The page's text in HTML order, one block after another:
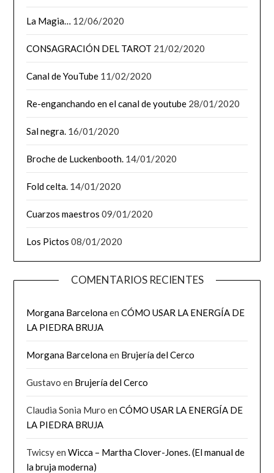
La Magia… 12/06/2020
CONSAGRACIÓN DEL TAROT 21/02/2020
Canal de YouTube 11/02/2020
Re-enganchando en el canal de youtube 28/01/2020
Sal negra. 16/01/2020
Broche de Luckenbooth. 14/01/2020
Fold celta. 14/01/2020
Cuarzos maestros 09/01/2020
Los Pictos 08/01/2020
COMENTARIOS RECIENTES
Morgana BarcelonaenCÓMO USAR LA ENERGÍA DE
LA PIEDRA BRUJA
Morgana Barcelonaen Brujería del Cerco
Gustavo en Brujería del Cerco
Claudia Sonia Muro enCÓMO USAR LA ENERGÍA DE
LA PIEDRA BRUJA
TwicsyenWicca – Martha Clover-Jones. (El manual de
la bruja moderna)